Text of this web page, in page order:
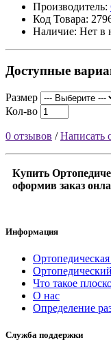
Производитель:
Код Товара:
Наличие: Нет в
Доступные
Размер
Кол-во
0 отзывов /Написать
Купить
оформив заказ
Информация
Что такое
О нас
Определение
Служба поддержки